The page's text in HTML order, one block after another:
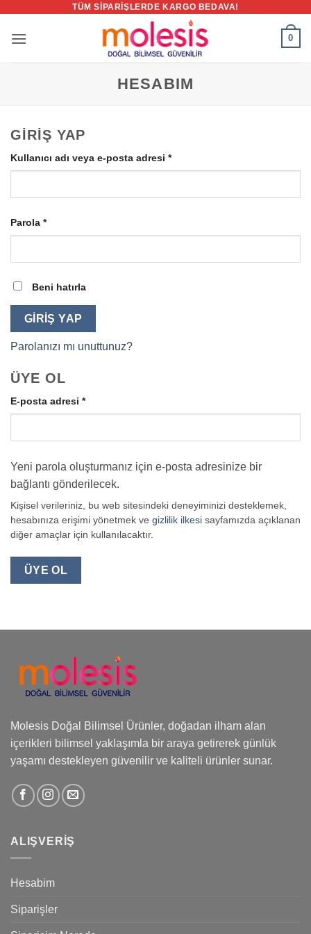
TÜM SIPARIŞLERDE KARGO BEDAVA!
0
HESABIM
GIRIŞ YAP
Kullanıcı adı veya e-posta adresi *Gerekli
Parola *Gerekli
Beni hatırla
GIRIŞ YAP
Parolanızı mı unuttunuz?
ÜYE OL
E-posta adresi *Gerekli
Yeni parola oluşturmanız için e-posta adresinize bir
bağlantı gönderilecek.
Kişisel verileriniz, bu web sitesindeki deneyiminizi desteklemek,
hesabınıza erişimi yönetmek ve gizlilik ilkesi sayfamızda açıklanan
diğer amaçlar için kullanılacaktır.
ÜYE OL
Molesis Doğal Bilimsel Ürünler, doğadan ilham alan
içerikleri bilimsel yaklaşımla bir araya getirerek günlük
yaşamı destekleyen güvenilir ve kaliteli ürünler sunar.
ALIŞVERIŞ
Hesabim
Siparişler